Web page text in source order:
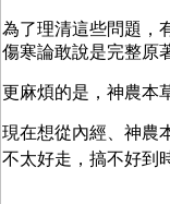
為了理清這些問題，
傷寒論敢說是完整原
更麻煩的是，神農本
現在想從內經、神農
不太好走，搞不好到